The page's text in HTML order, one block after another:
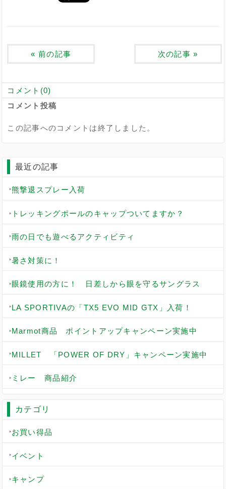
« 前の記事 次の記事 »
コメント(0)
コメント投稿
この記事へのコメントは終了しました。
最近の記事
熊撃退スプレー入荷
トレッキングポールのキャップついてますか？
雨の日でも遊べるアクティビティ
暑さ対策に！
眼鏡使用の方に！ 日差しから眼を守るサングラス
LA SPORTIVAの「TX5 EVO MID GTX」入荷！
Marmot商品 ポイントアップキャンペーン実施中
MILLET 「POWER OF DRY」キャンペーン実施中
ミレー 商品紹介
カテゴリ
お買い得品
イベント
キャンプ